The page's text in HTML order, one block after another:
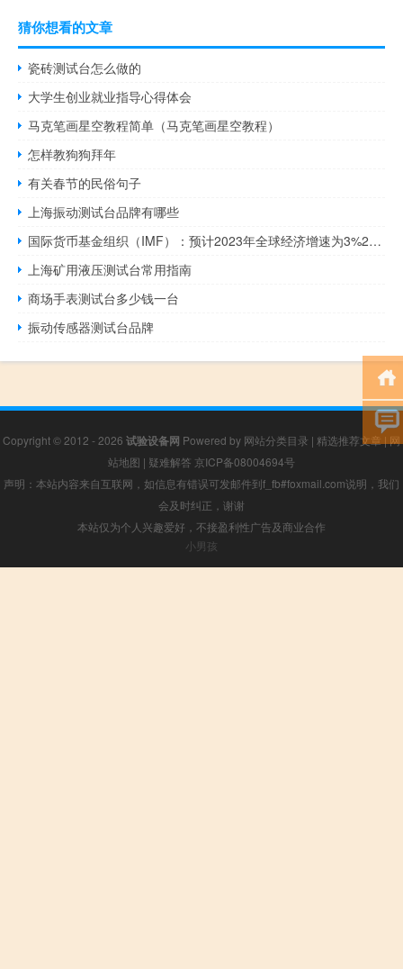
猜你想看的文章
瓷砖测试台怎么做的
大学生创业就业指导心得体会
马克笔画星空教程简单（马克笔画星空教程）
怎样教狗狗拜年
有关春节的民俗句子
上海振动测试台品牌有哪些
国际货币基金组织（IMF）：预计2023年全球经济增速为3%2024年为2.9%
上海矿用液压测试台常用指南
商场手表测试台多少钱一台
振动传感器测试台品牌
Copyright © 2012 - 2026 试验设备网 Powered by 网站分类目录 | 精选推荐文章 | 网
站地图 | 疑难解答 京ICP备08004694号
声明：本站内容来自互联网，如信息有错误可发邮件到f_fb#foxmail.com说明，我们
会及时纠正，谢谢
本站仅为个人兴趣爱好，不接盈利性广告及商业合作
小男孩